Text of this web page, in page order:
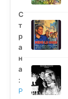
С
т
р
а
н
а
:
Р